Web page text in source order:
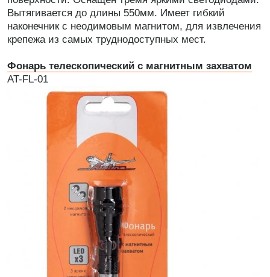
Вытягивается до длины 550мм. Имеет гибкий
наконечник с неодимовым магнитом, для извлечения
крепежа из самых труднодоступных мест.
Фонарь телескопический с магнитным захватом
AT-FL-01